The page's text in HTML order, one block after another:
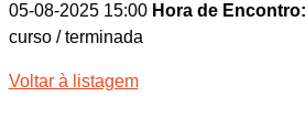
05-08-2025 15:00 Hora de Encontro:
curso / terminada
Voltar à listagem